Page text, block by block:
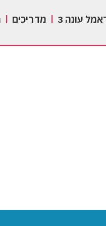
עונה 3 מדריכים